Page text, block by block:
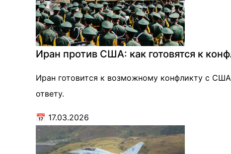
Иран против США: как готовятся к
Иран готовится к возможному конфликту с
ответу.
📅 17.03.2026